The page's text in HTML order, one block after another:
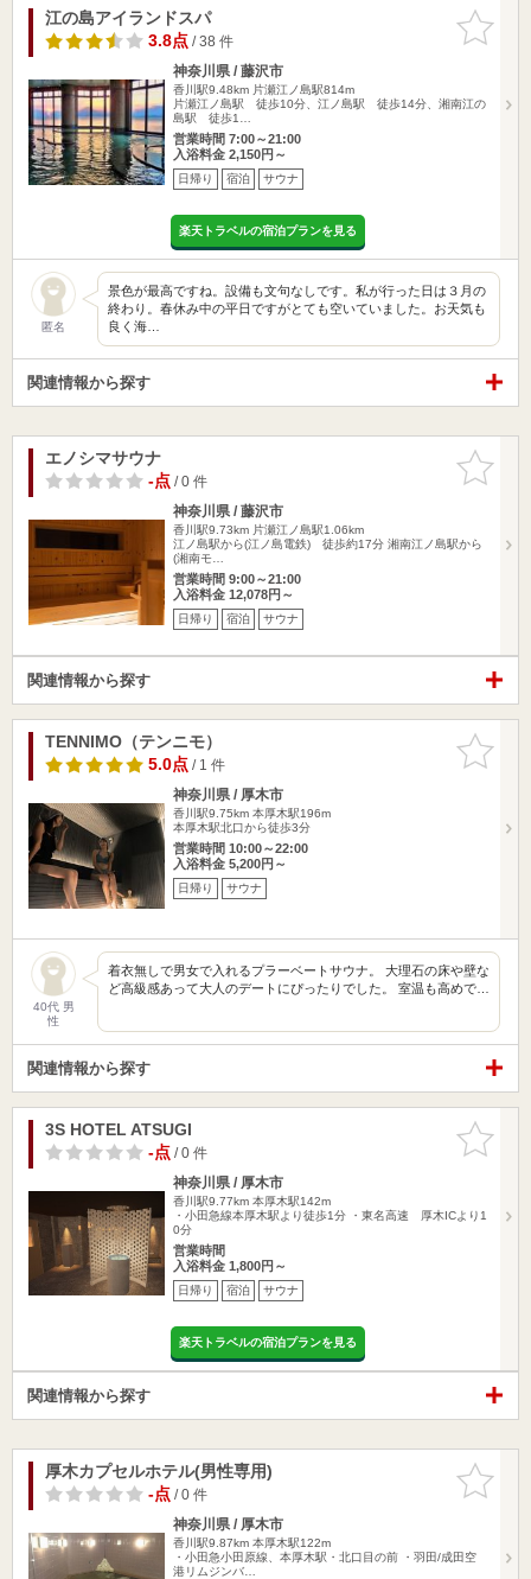
お気に入
りに追加
江の島アイランドスパ
3.8点/ 38 件
神奈川県 / 藤沢市
香川駅9.48km 片瀬江ノ島駅814m
片瀬江ノ島駅 徒歩10分、江ノ島駅 徒歩14分、湘南江の
島駅 徒歩1…
営業時間 7:00～21:00
入浴料金 2,150円～
日帰り 宿泊 サウナ
楽天トラベルの宿泊プランを見る
匿名
景色が最高ですね。設備も文句なしです。私が行った日は３月の
終わり。春休み中の平日ですがとても空いていました。お天気も
良く海…
関連情報から探す
お気に入
りに追加
エノシマサウナ
-点/ 0 件
神奈川県 / 藤沢市
香川駅9.73km 片瀬江ノ島駅1.06km
江ノ島駅から(江ノ島電鉄) 徒歩約17分 湘南江ノ島駅から
(湘南モ…
営業時間 9:00～21:00
入浴料金 12,078円～
日帰り 宿泊 サウナ
関連情報から探す
お気に入
りに追加
TENNIMO（テンニモ）
5.0点/ 1 件
神奈川県 / 厚木市
香川駅9.75km 本厚木駅196m
本厚木駅北口から徒歩3分
営業時間 10:00～22:00
入浴料金 5,200円～
日帰り サウナ
40代 男
性
着衣無しで男女で入れるプラーベートサウナ。 大理石の床や壁な
ど高級感あって大人のデートにぴったりでした。 室温も高めで…
関連情報から探す
お気に入
りに追加
3S HOTEL ATSUGI
-点/ 0 件
神奈川県 / 厚木市
香川駅9.77km 本厚木駅142m
・小田急線本厚木駅より徒歩1分 ・東名高速 厚木ICより1
0分
営業時間
入浴料金 1,800円～
日帰り 宿泊 サウナ
楽天トラベルの宿泊プランを見る
関連情報から探す
お気に入
りに追加
厚木カプセルホテル(男性専用)
-点/ 0 件
神奈川県 / 厚木市
香川駅9.87km 本厚木駅122m
・小田急小田原線、本厚木駅・北口目の前 ・羽田/成田空
港リムジンバ…